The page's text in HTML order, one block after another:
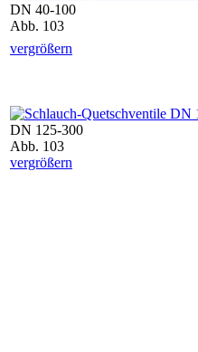
DN 40-100
Abb. 103
vergrößern
DN 125-300
Abb. 103
vergrößern